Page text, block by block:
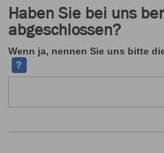
Haben Sie bei uns
abgeschlossen?
Wenn ja, nennen Sie uns bitte
?